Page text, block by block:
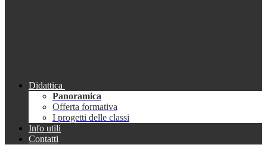
Didattica
Panoramica
Offerta formativa
I progetti delle classi
Info utili
Contatti